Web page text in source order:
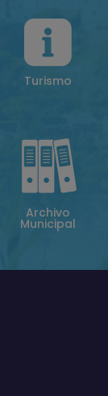
Turismo
Archivo
Municipal